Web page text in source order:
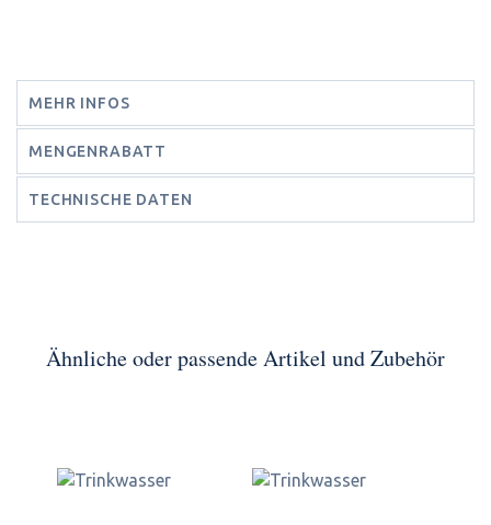
MEHR INFOS
MENGENRABATT
TECHNISCHE DATEN
Ähnliche oder passende Artikel und Zubehör